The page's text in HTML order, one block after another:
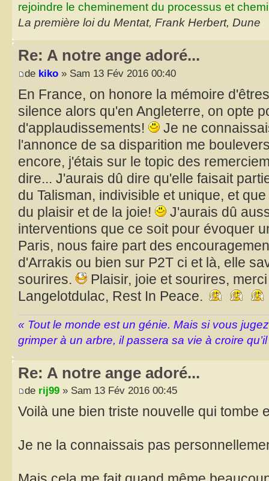
rejoindre le cheminement du processus et
La première loi du Mentat, Frank Herbert, Dune
Re: A notre ange adoré...
de kiko » Sam 13 Fév 2016 00:40
En France, on honore la mémoire
silence alors qu'en Angleterre, on opte
d'applaudissements!
Je ne
l'annonce de sa disparition me
encore, j'étais sur le topic des
dire... J'aurais dû dire qu'elle faisait
du Talisman, indivisible et unique, et
du plaisir et de la joie!
J'aurais dû
interventions que ce soit pour évoquer
Paris, nous faire part des
d'Arrakis ou bien sur P2T ci et là, elle
sourires.
Plaisir, joie et sourires,
Langelotdulac, Rest In Peace.
« Tout le monde est un génie. Mais si vous
grimper à un arbre, il passera sa vie à croire
Re: A notre ange adoré...
de rij99 » Sam 13 Fév 2016 00:45
Voilà une bien triste nouvelle qui tombe
Je ne la connaissais pas